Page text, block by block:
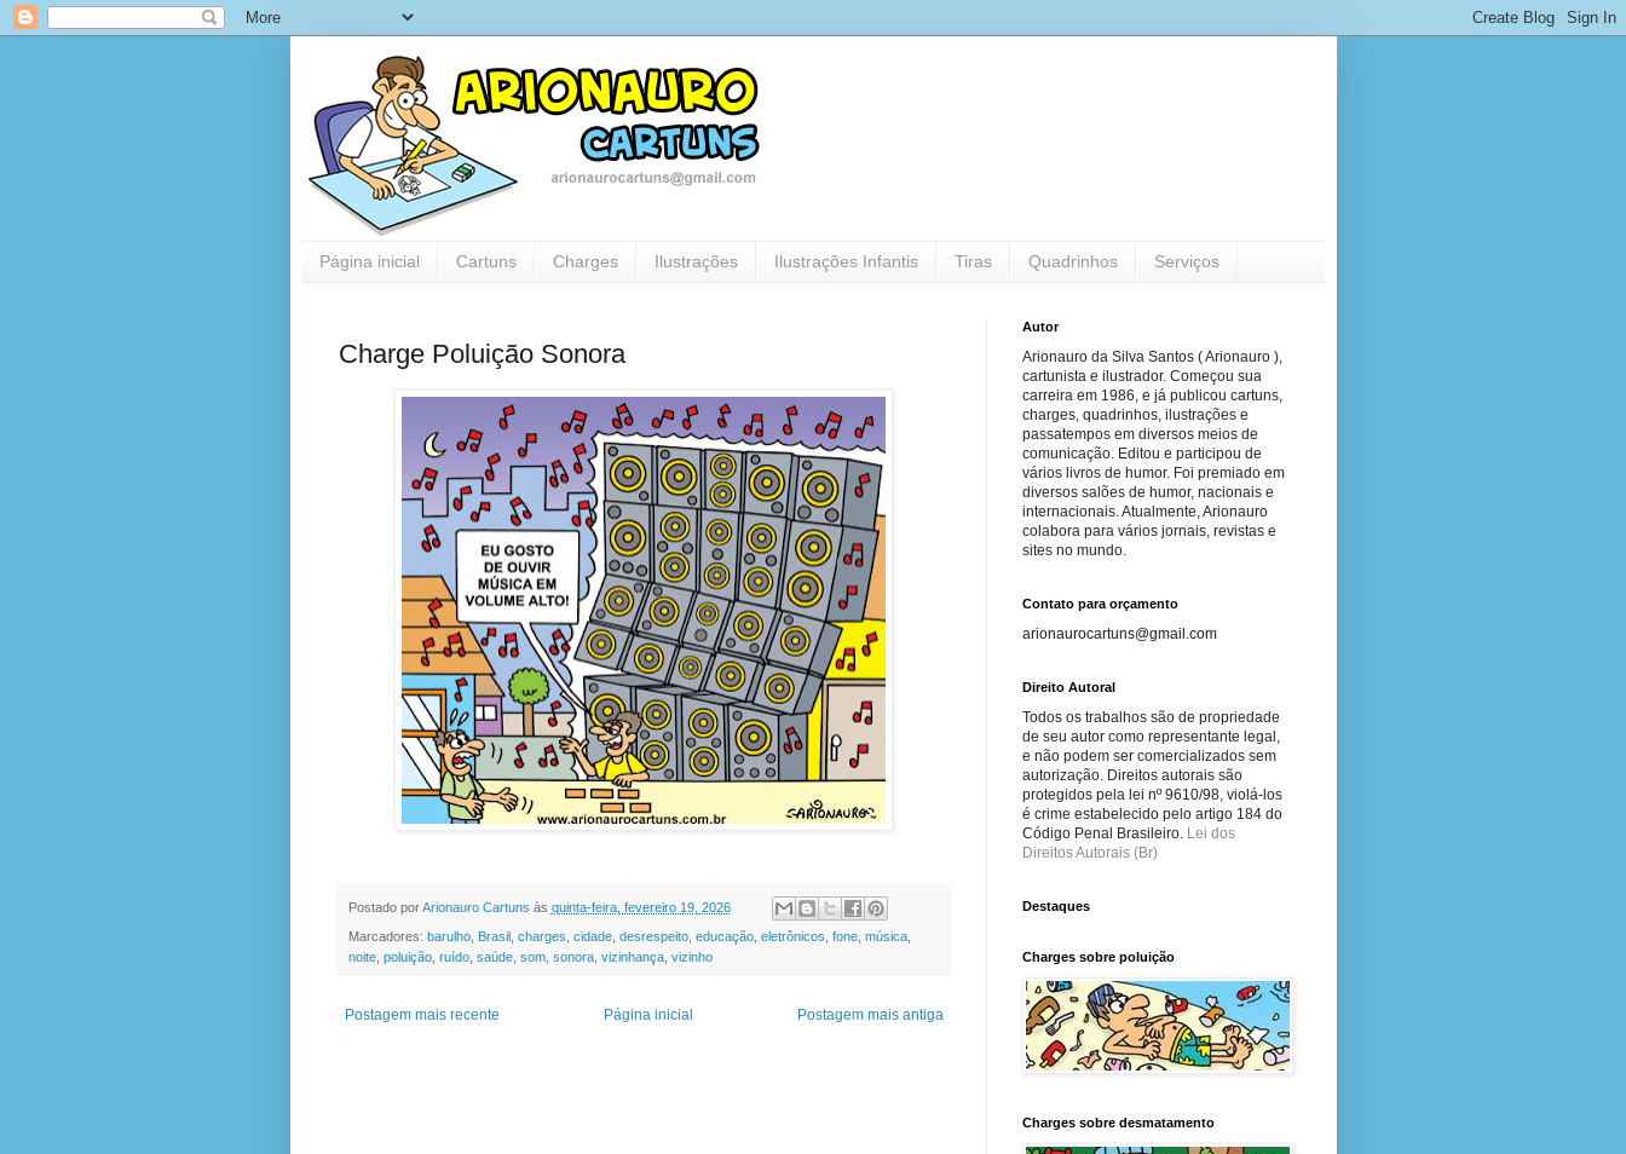
Página inicial Cartuns Charges Ilustrações Ilustrações Infantis Tiras Quadrinhos Serviços
Charge Poluição Sonora
Postado porArionauro Cartuns às quinta-feira, fevereiro 19, 2026
Marcadores: barulho, Brasil, charges cidade, desrespeito, educação, eletrônicos fone, música,
noite, poluição, ruído, saúde, som, sonora, vizinhança, vizinho
Postagem mais recente Postagem mais antiga
Página inicial
Autor
Arionauro da Silva Santos ( Arionauro ),
cartunista e ilustrador. Começou sua
carreira em 1986, e já publicou cartuns,
charges, quadrinhos, ilustrações e
passatempos em diversos meios de
comunicação. Editou e participou de
vários livros de humor. Foi premiado em
diversos salões de humor, nacionais e
internacionais. Atualmente, Arionauro
colabora para vários jornais, revistas e
sites no mundo.
Contato para orçamento
arionaurocartuns@gmail.com
Direito Autoral
Todos os trabalhos são de propriedade
de seu autor como representante legal,
e não podem ser comercializados sem
autorização. Direitos autorais são
protegidos pela lei nº 9610/98, violá-los
é crime estabelecido pelo artigo 184 do
Código Penal Brasileiro. Lei dos
Direitos Autorais (Br)
Destaques
Charges sobre poluição
Charges sobre desmatamento